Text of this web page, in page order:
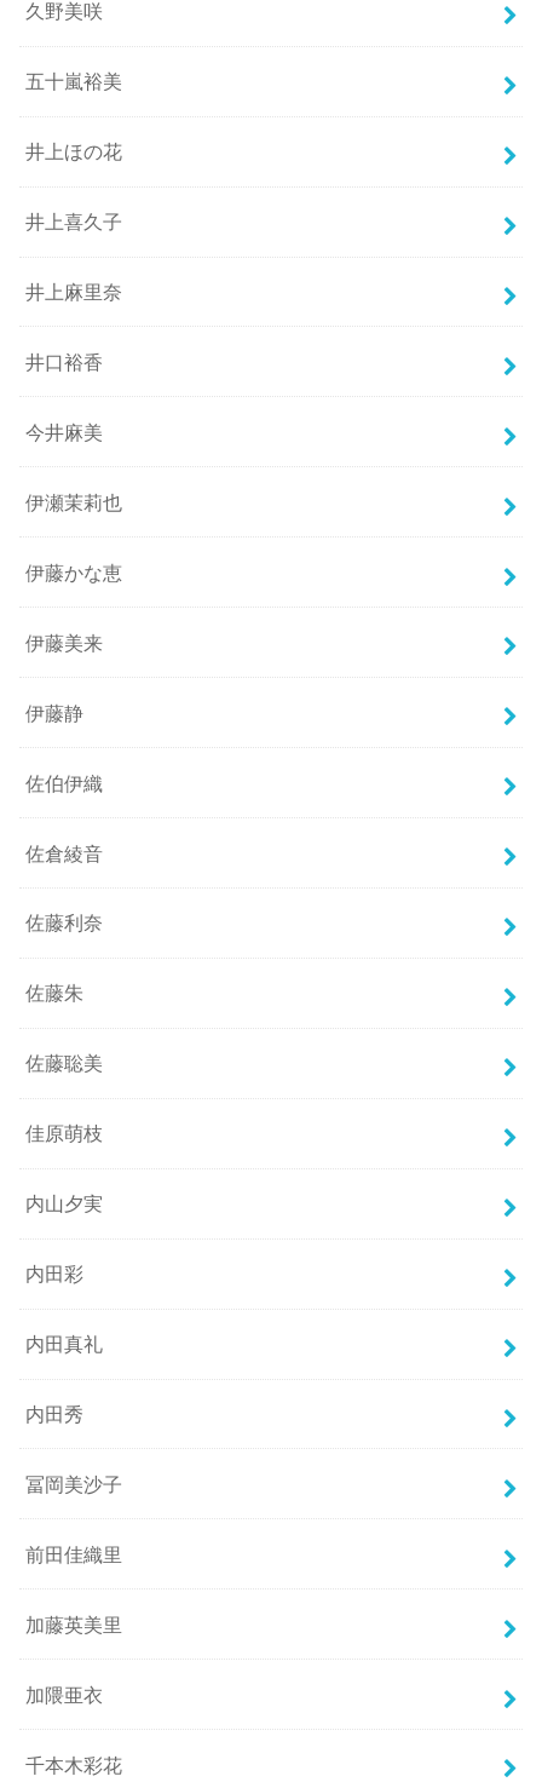
久野美咲
五十嵐裕美
井上ほの花
井上喜久子
井上麻里奈
井口裕香
今井麻美
伊瀬茉莉也
伊藤かな恵
伊藤美来
伊藤静
佐伯伊織
佐倉綾音
佐藤利奈
佐藤朱
佐藤聡美
佳原萌枝
内山夕実
内田彩
内田真礼
内田秀
冨岡美沙子
前田佳織里
加藤英美里
加隈亜衣
千本木彩花